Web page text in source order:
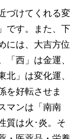
づけてくれる変
です。また、下
には、大吉方位
西」は金運、
」は変化運、
を好転させま
マンは「南南
質は火･炎。そ